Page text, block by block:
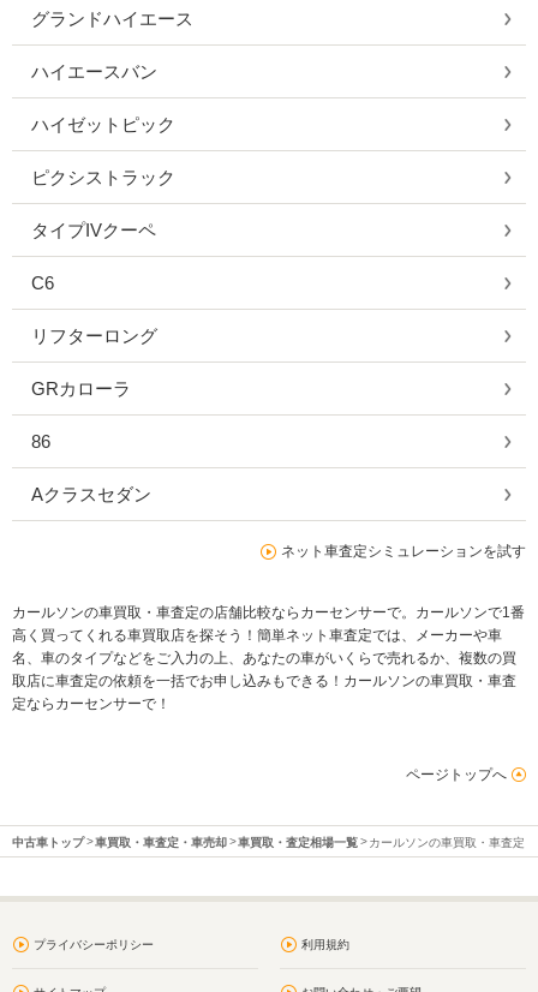
グランドハイエース
ハイエースバン
ハイゼットピック
ピクシストラック
タイプIVクーペ
C6
リフターロング
GRカローラ
86
Aクラスセダン
ネット車査定シミュレーションを試す
カールソンの車買取・車査定の店舗比較ならカーセンサーで。カールソンで1番
高く買ってくれる車買取店を探そう！簡単ネット車査定では、メーカーや車
名、車のタイプなどをご入力の上、あなたの車がいくらで売れるか、複数の買
取店に車査定の依頼を一括でお申し込みもできる！カールソンの車買取・車査
定ならカーセンサーで！
ページトップへ
中古車トップ 車買取・車査定・車売却 車買取・査定相場一覧 カールソンの車買取・車査定
プライバシーポリシー 利用規約